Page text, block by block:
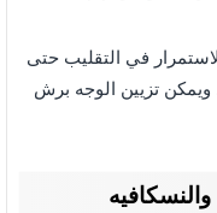
في التقليب حتى
ويمكن تزيين الوجه برش